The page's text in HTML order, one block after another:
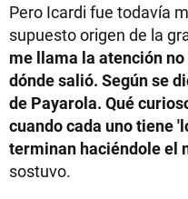
Pero Icardi fue todavía
supuesto origen de la
me llama la atención
dónde salió. Según se
de Payarola. Qué
cuando cada uno tiene
terminan haciéndole el
sostuvo.